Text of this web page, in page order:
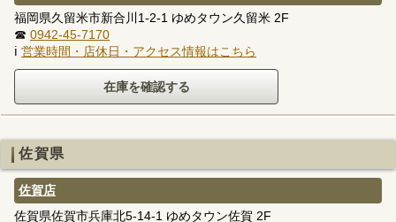
福岡県久留米市新合川1-2-1 ゆめタウン久留米 2F
☎ 0942-45-7170
ℹ 営業時間・店休日・アクセス情報はこちら
佐賀県
佐賀店
佐賀県佐賀市兵庫北5-14-1 ゆめタウン佐賀 2F